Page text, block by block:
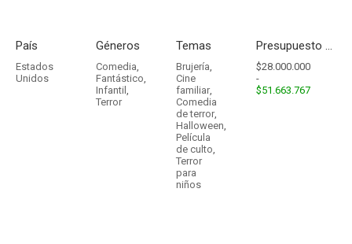
País
Estados
Unidos
Géneros
Comedia,
Fantástico,
Infantil ,
Terror
Temas
Brujería,
Cine
familiar,
Comedia
de terror,
Halloween,
Película
de culto,
Terror
para
niños
Presupuesto - Ingresos
$28.000.000
-
$51.663.767